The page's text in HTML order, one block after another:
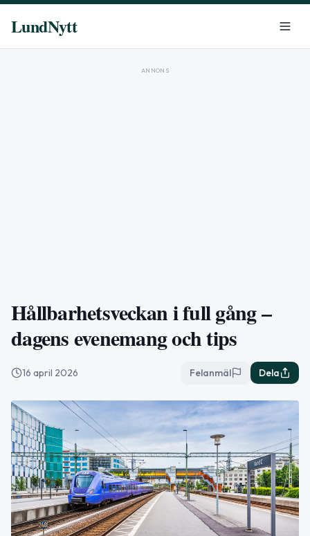
LundNytt
ANNONS
Hållbarhetsveckan i full gång –
dagens evenemang och tips
16 april 2026 Felanmäl Dela